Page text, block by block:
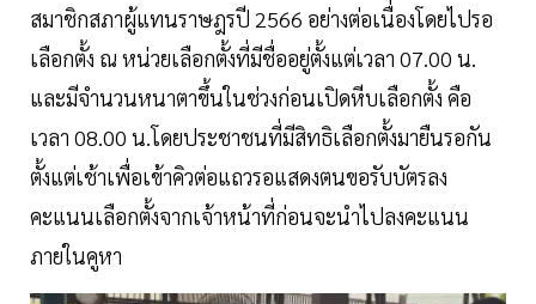
สมาชิกสภาผู้แทนราษฎรปี 2566 อย่างต่อเนื่องโดยไปรอ
เลือกตั้ง ณ หน่วยเลือกตั้งที่มีชื่ออยู่ตั้งแต่เวลา 07.00 น.
และมีจำนวนหนาตาขึ้นในช่วงก่อนเปิดหีบเลือกตั้ง คือ
เวลา 08.00 น.โดยประชาชนที่มีสิทธิเลือกตั้งมายืนรอกัน
ตั้งแต่เช้าเพื่อเข้าคิวต่อแถวรอแสดงตนขอรับบัตรลง
คะแนนเลือกตั้งจากเจ้าหน้าที่ก่อนจะนำไปลงคะแนน
ภายในคูหา